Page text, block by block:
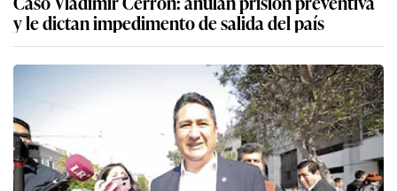
y le dictan impedimento de salida del país